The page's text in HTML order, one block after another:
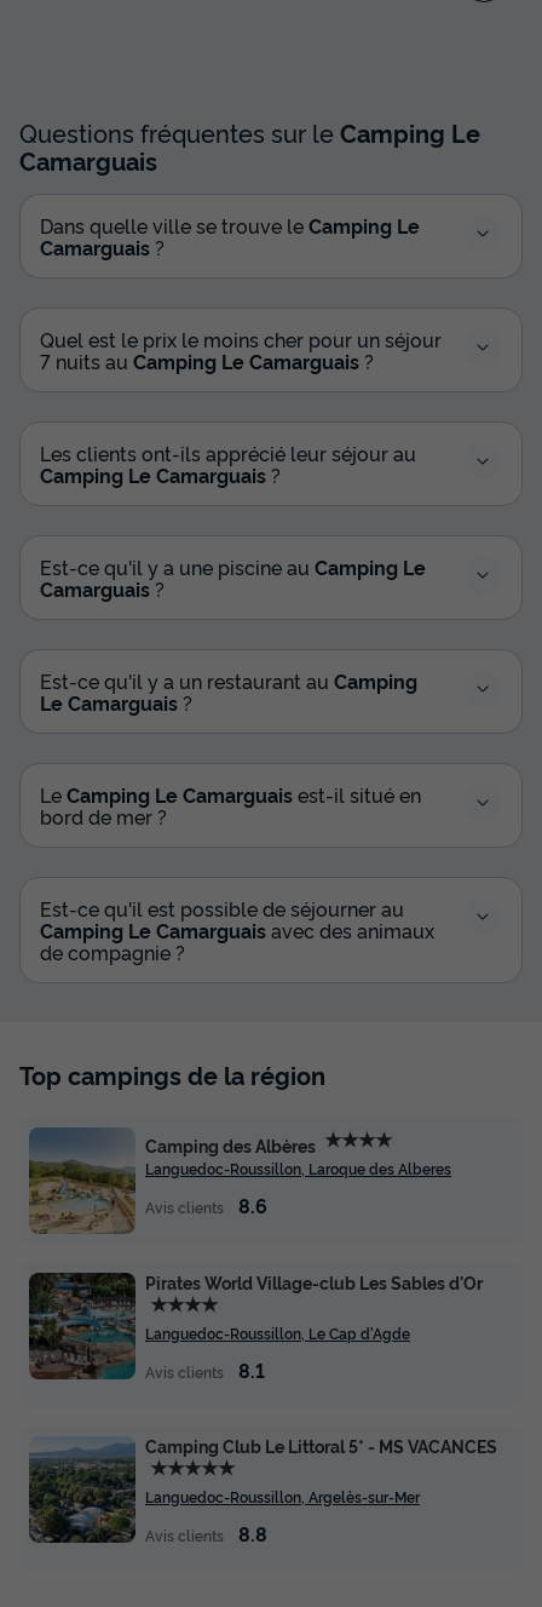
Climatisation Animaux autorisés *
Congélateur
Réfrigérateur
MOBILHOME 6 personnes - MH ABRIVADO PRESTIGE 2CH
4/6P
du29/08/2026au05/09/2026
Meilleur prix pour 7 nuits
Modifier les dates
619 €
Voir les disponibilités
Confort + Clim
Récent
Surface
37m²
Adultes
6
Chambres
3
Salle de bain
1
Climatisation Animaux autorisés * Cafetière
Congélateur
Réfrigérateur
+ 4
du 29/08/2026au05/09/2026
Meilleur prix pour 7 nuits
636 €
Voir les disponibilités
MOBILHOME 6 personnes - BANDIDO
CONFORT 3CH 6P CLIM
Questions fréquentes sur leCamping Le
Camarguais
Dans quelle ville se trouve leCamping Le
Camarguais ?
Quel est le prix le moins cher pour un séjour
7 nuits au Camping Le Camarguais ?
Les clients ont-ils apprécié leur séjour au
Camping Le Camarguais ?
Est-ce qu'il y a une piscine au Camping Le
Camarguais?
Est-ce qu'il y a un restaurant au Camping
Le Camarguais ?
LeCamping Le Camarguaisest-il situé en
bord de mer ?
Est-ce qu'il est possible de séjourner au
Camping Le Camarguaisavec des animaux
de compagnie ?
Top campings de la région
Camping des Albères ★★★★
Languedoc-Roussillon, Laroque des Alberes
Avis clients
8.6
Pirates World Village-club Les Sables d'Or
★★★★
Languedoc-Roussillon, Le Cap d'Agde
Avis clients
8.1
Camping Club Le Littoral 5* - MS VACANCES
★★★★★
Languedoc-Roussillon, Argelès-sur-Mer
Avis clients
8.8